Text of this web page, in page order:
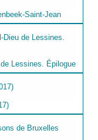
Saint-Jean
Lessines. Épilogue